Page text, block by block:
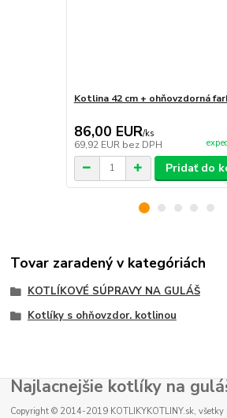
Kotlina 42 cm + ohňovzdorná
86,00 EUR/ks
69,92 EUR bez DPH
Pridať do
Tovar zaradený v kategóriách
KOTLÍKOVÉ SÚPRAVY NA GULÁŠ
Kotlíky s ohňovzdor. kotlinou
Najlacnejšie kotlíky na
Copyright © 2014-2019 KOTLIKYKOTLINY.sk, všetky